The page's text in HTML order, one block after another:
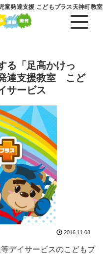
童発達支援 こどもプラス天神町教室
る「足高かけっ
達支援教室 こど
サービス
2016.11.08
デイサービスのこどもプ